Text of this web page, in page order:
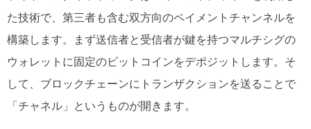
た技術で、第三者も含む双方向のペイメントチャンネルを
構築します。まず送信者と受信者が鍵を持つマルチシグの
ウォレットに固定のビットコインをデポジットします。そ
して、ブロックチェーンにトランザクションを送ることで
「チャネル」というものが開きます。